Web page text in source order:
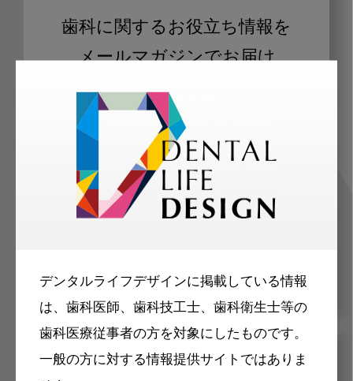
デンタルライフデザインに掲載している情報
は、歯科医師、歯科技工士、歯科衛生士等の
歯科医療従事者の方を対象にしたものです。
一般の方に対する情報提供サイトではありま
歯科に関するお役立ち情報を
メールマガジンでお届け
ご登録いただいた職種（歯科医師、歯
科衛生士、歯科技工士）に合わせた内
容のメールマガジンをお届けします。
メリット